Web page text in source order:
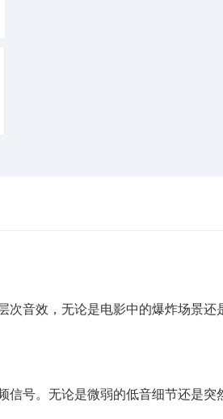
音效，无论是电影中的爆炸场景
号。无论是微弱的低音细节还是